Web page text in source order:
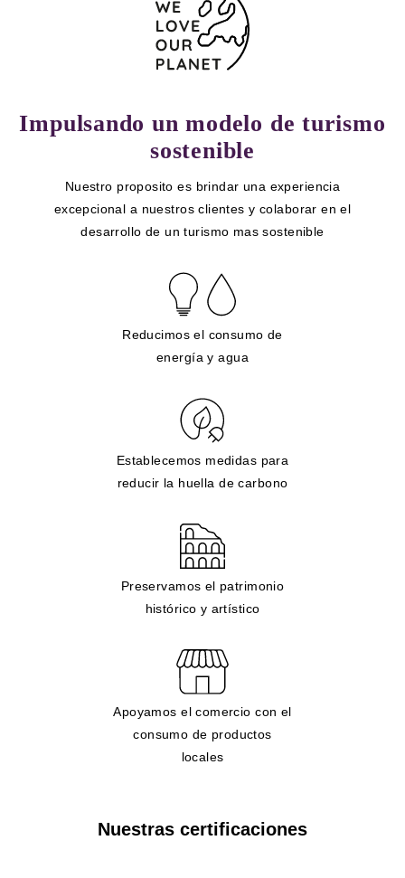
Impulsando un modelo de turismo
sostenible
Nuestro proposito es brindar una experiencia
excepcional a nuestros clientes y colaborar en el
desarrollo de un turismo mas sostenible
Reducimos el consumo de
energía y agua
Establecemos medidas para
reducir la huella de carbono
Preservamos el patrimonio
histórico y artístico
Apoyamos el comercio con el
consumo de productos
locales
Nuestras certificaciones